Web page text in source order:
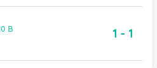
B 1 - 1